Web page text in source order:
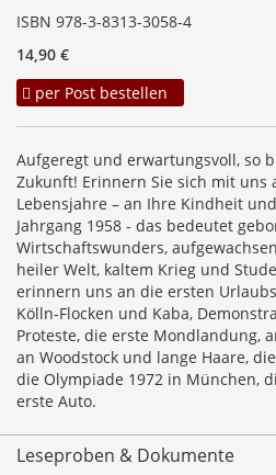
ISBN 978-3-8313-3058-4
14,90 €
per Post bestellen
Aufgeregt und erwartungsvoll, so
Zukunft! Erinnern Sie sich mit uns
Lebensjahre – an Ihre Kindheit
Jahrgang 1958 - das bedeutet
Wirtschaftswunders,
heiler Welt, kaltem Krieg und
erinnern uns an die ersten
Kölln-Flocken und Kaba,
Proteste, die erste Mondlandung,
an Woodstock und lange Haare,
die Olympiade 1972 in München,
erste Auto.
Leseproben & Dokumente